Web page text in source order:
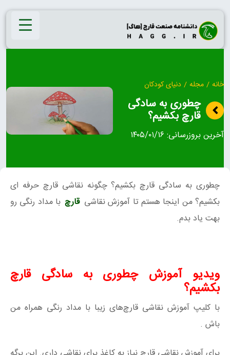
Skip
content
خانه / مجله / دنیای کودکان
چطوری به سادگی
قارچ بکشیم؟
آخرین بروزرسانی: ۱۴۰۵/۰۱/۱۶
چطوری به سادگی قارچ بکشیم؟ چگونه نقاشی قارچ حرفه ای
بکشیم؟ من اینجا هستم تا آموزش نقاشی قارچ با مداد رنگی رو
بهت یاد بدم.
ویدیو آموزش چطوری به سادگی قارچ
بکشیم؟
با کلیپ آموزش نقاشی قارچ‌های زیبا با مداد رنگی همراه من
باش .